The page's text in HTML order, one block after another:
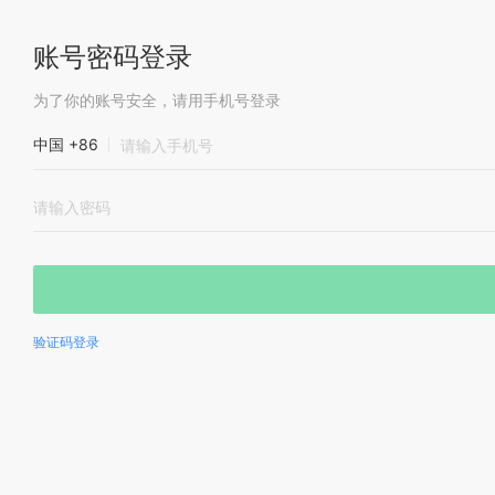
账号密码登录
为了你的账号安全，请用手机号登录
中国 +86
验证码登录